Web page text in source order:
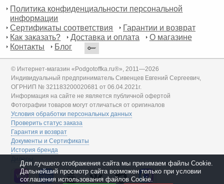
Политика конфиденциальности персональной
информации
Сертификаты соответствия
Гарантии и возврат
Как заказать?
Доставка и оплата
О магазине
Контакты
Блог
© Интернет-магазин «Podgotoffka.ru®», 2011—2026
Индивидуальный предприниматель Сивенцев Евгений Сергеевич,
ОГРНИП № 321183200020681 от 06.04.2021г.
Информация на сайте не является публичной офертой
Фотографии товаров могут отличаться от оригиналов
Условия обработки персональных данных
Проверить статус заказа
Гарантия и возврат
Документы и Сертификаты
История бренда
Для лучшего отображения сайта мы принимаем файлы Cookie.
Дальнейший просмотр сайта возможен только при условии
соглашения использования файлов Cookie.